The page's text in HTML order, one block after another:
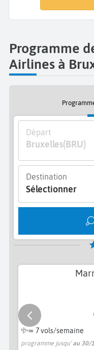
Programme
Airlines à
Départ
Bruxelles(BRU)
Destination
Sélectionner
≃ 7 vols/semaine
programme jusqu'au 30/